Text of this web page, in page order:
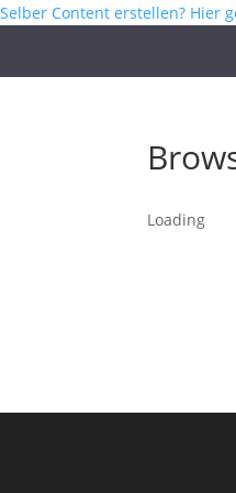
Selber Content erstellen? Hier
Loading